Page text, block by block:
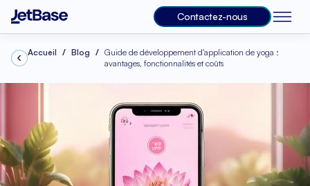
Contactez-nous
Accueil Blog
Guide de développement d'application de yoga :
avantages, fonctionnalités et coûts